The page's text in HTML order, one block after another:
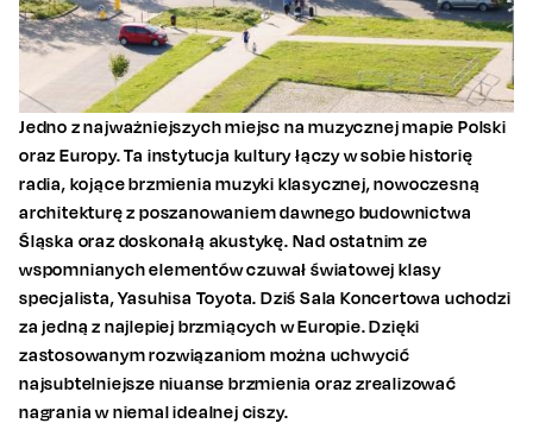
Jedno z najważniejszych miejsc na muzycznej mapie Polski
oraz Europy. Ta instytucja kultury łączy w sobie historię
radia, kojące brzmienia muzyki klasycznej, nowoczesną
architekturę z poszanowaniem dawnego budownictwa
Śląska oraz doskonałą akustykę. Nad ostatnim ze
wspomnianych elementów czuwał światowej klasy
specjalista, Yasuhisa Toyota. Dziś Sala Koncertowa uchodzi
za jedną z najlepiej brzmiących w Europie. Dzięki
zastosowanym rozwiązaniom można uchwycić
najsubtelniejsze niuanse brzmienia oraz zrealizować
nagrania w niemal idealnej ciszy.